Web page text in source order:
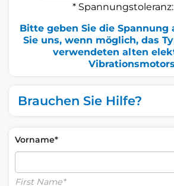
* Spannungstoleranz:
Bitte geben Sie die Spannung
Sie uns, wenn möglich, das
verwendeten alten
Brauchen Sie Hilfe?
Vorname*
First Name*